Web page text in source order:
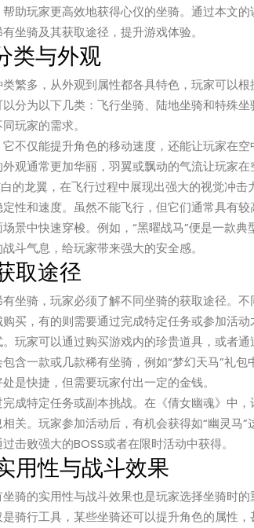
助玩家更高效地获得心仪的坐骑。通过本文
坐骑及其获取途径，提升游戏体验。
类与外观
类繁多，从外观到属性都各具特色，玩家可以
分为以下几类：飞行坐骑、陆地坐骑和特殊
玩家的需求。
不仅能提升角色的移动速度，还能让玩家在
观通常更加华丽，羽翼或飘动的气流让玩家
的龙翼，在飞行过程中展现出强大的视觉冲击
性和速度。虽然不能飞行，但它们通常具有
景中快速穿梭。例如，“黑曜战马”便是一款典
斗气息，给玩家带来强大的安全感。
取途径
坐骑，玩家必须了解不同坐骑的获取途径。
买，有的则需要通过完成特定任务或参加活动
玩家可以通过购买游戏内的珍贵道具，或者
含一款或几款稀有坐骑，例如“梦幻天马”礼包
是快捷，但需要玩家付出一定的金钱。
成特定任务或副本挑战。在《倩女幽魂》中
关。玩家参加活动后，有机会获得如“幽灵马”
击败强大的BOSS或者在限时活动中获得。
用性与战斗效果
骑的实用性与战斗效果也是玩家选择坐骑时
是骑行工具，某些坐骑还可以提升角色的属性